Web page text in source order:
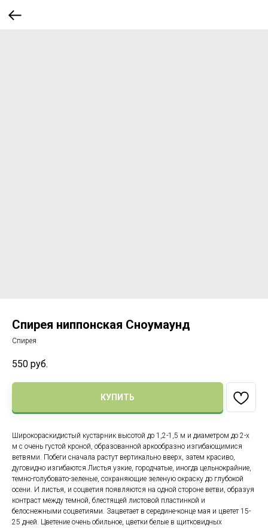
Спирея ниппонская Сноумаунд
Спирея
550 руб.
КУПИТЬ
Широкораскидистый кустарник высотой до 1,2-1,5 м и диаметром до 2-х
м с очень густой кроной, образованной аркообразно изгибающимися
ветвями. Побеги сначала растут вертикально вверх, затем красиво,
дуговидно изгибаются.Листья узкие, городчатые, иногда цельнокрайние,
темно-голубовато-зеленые, сохраняющие зеленую окраску до глубокой
осени. И листья, и соцветия появляются на одной стороне ветви, образуя
контраст между темной, блестящей листовой пластинкой и
белоснежными соцветиями. Зацветает в середине-конце мая и цветет 15-
25 дней. Цветение очень обильное, цветки белые в щитковидных